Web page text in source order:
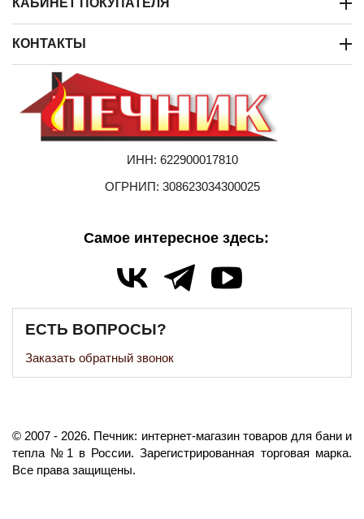
КАБИНЕТ ПОКУПАТЕЛЯ
КОНТАКТЫ
ИНН: 622900017810
ОГРНИП: 308623034300025
Самое интересное здесь:
ЕСТЬ ВОПРОСЫ?
Заказать обратный звонок
©️ 2007 - 2026. Печник: интернет-магазин товаров для бани и
тепла №1 в России. Зарегистрированная торговая марка.
Все права защищены.